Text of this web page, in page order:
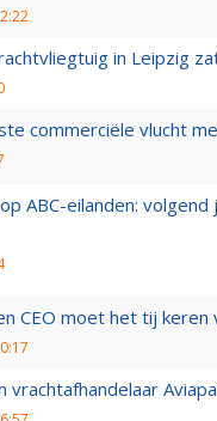
in Leipzig
commerciële vlucht
ABC-eilanden:
CEO moet het tij keren
vrachtafhandelaar